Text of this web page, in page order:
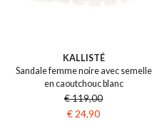
KALLISTÉ
Sandale femme noire avec semelle
en caoutchouc blanc
€ 119,00
€ 24,90